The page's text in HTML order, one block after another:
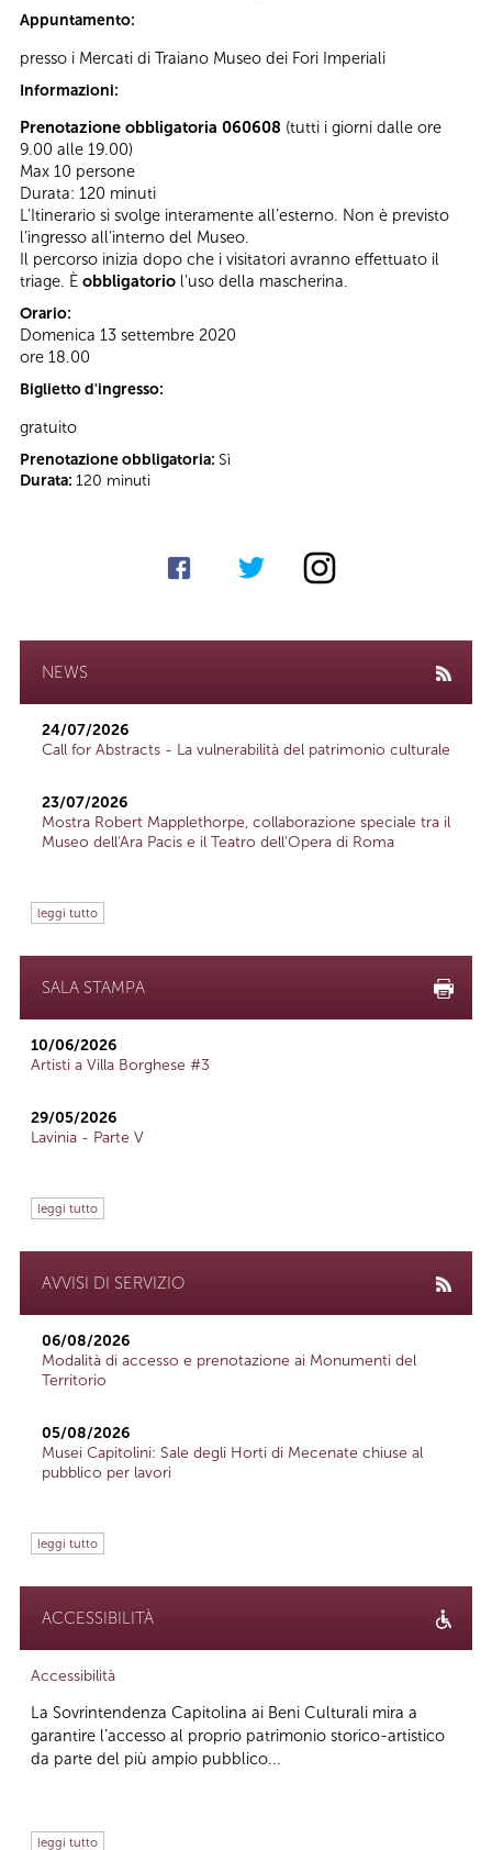
Appuntamento:
presso i Mercati di Traiano Museo dei Fori Imperiali
Informazioni:
Prenotazione obbligatoria 060608 (tutti i giorni dalle ore
9.00 alle 19.00)
Max 10 persone
Durata: 120 minuti
L’Itinerario si svolge interamente all’esterno. Non è previsto
l’ingresso all’interno del Museo.
Il percorso inizia dopo che i visitatori avranno effettuato il
triage. È obbligatorio l’uso della mascherina.
Orario:
Domenica 13 settembre 2020
ore 18.00
Biglietto d'ingresso:
gratuito
Prenotazione obbligatoria: Sì
Durata: 120 minuti
NEWS
24/07/2026
Call for Abstracts - La vulnerabilità del patrimonio culturale
23/07/2026
Mostra Robert Mapplethorpe, collaborazione speciale tra il
Museo dell'Ara Pacis e il Teatro dell'Opera di Roma
leggi tutto
SALA STAMPA
10/06/2026
Artisti a Villa Borghese #3
29/05/2026
Lavinia - Parte V
leggi tutto
AVVISI DI SERVIZIO
06/08/2026
Modalità di accesso e prenotazione ai Monumenti del
Territorio
05/08/2026
Musei Capitolini: Sale degli Horti di Mecenate chiuse al
pubblico per lavori
leggi tutto
ACCESSIBILITÀ
Accessibilità
La Sovrintendenza Capitolina ai Beni Culturali mira a
garantire l’accesso al proprio patrimonio storico-artistico
da parte del più ampio pubblico...
leggi tutto